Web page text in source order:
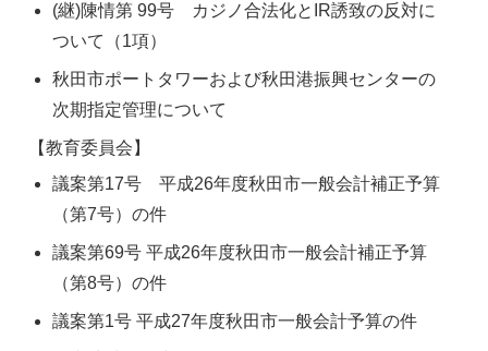
(継)陳情第 99号 カジノ合法化とIR誘致の反対に
ついて（1項）
秋田市ポートタワーおよび秋田港振興センターの
次期指定管理について
【教育委員会】
議案第17号 平成26年度秋田市一般会計補正予算
（第7号）の件
議案第69号 平成26年度秋田市一般会計補正予算
（第8号）の件
議案第1号 平成27年度秋田市一般会計予算の件